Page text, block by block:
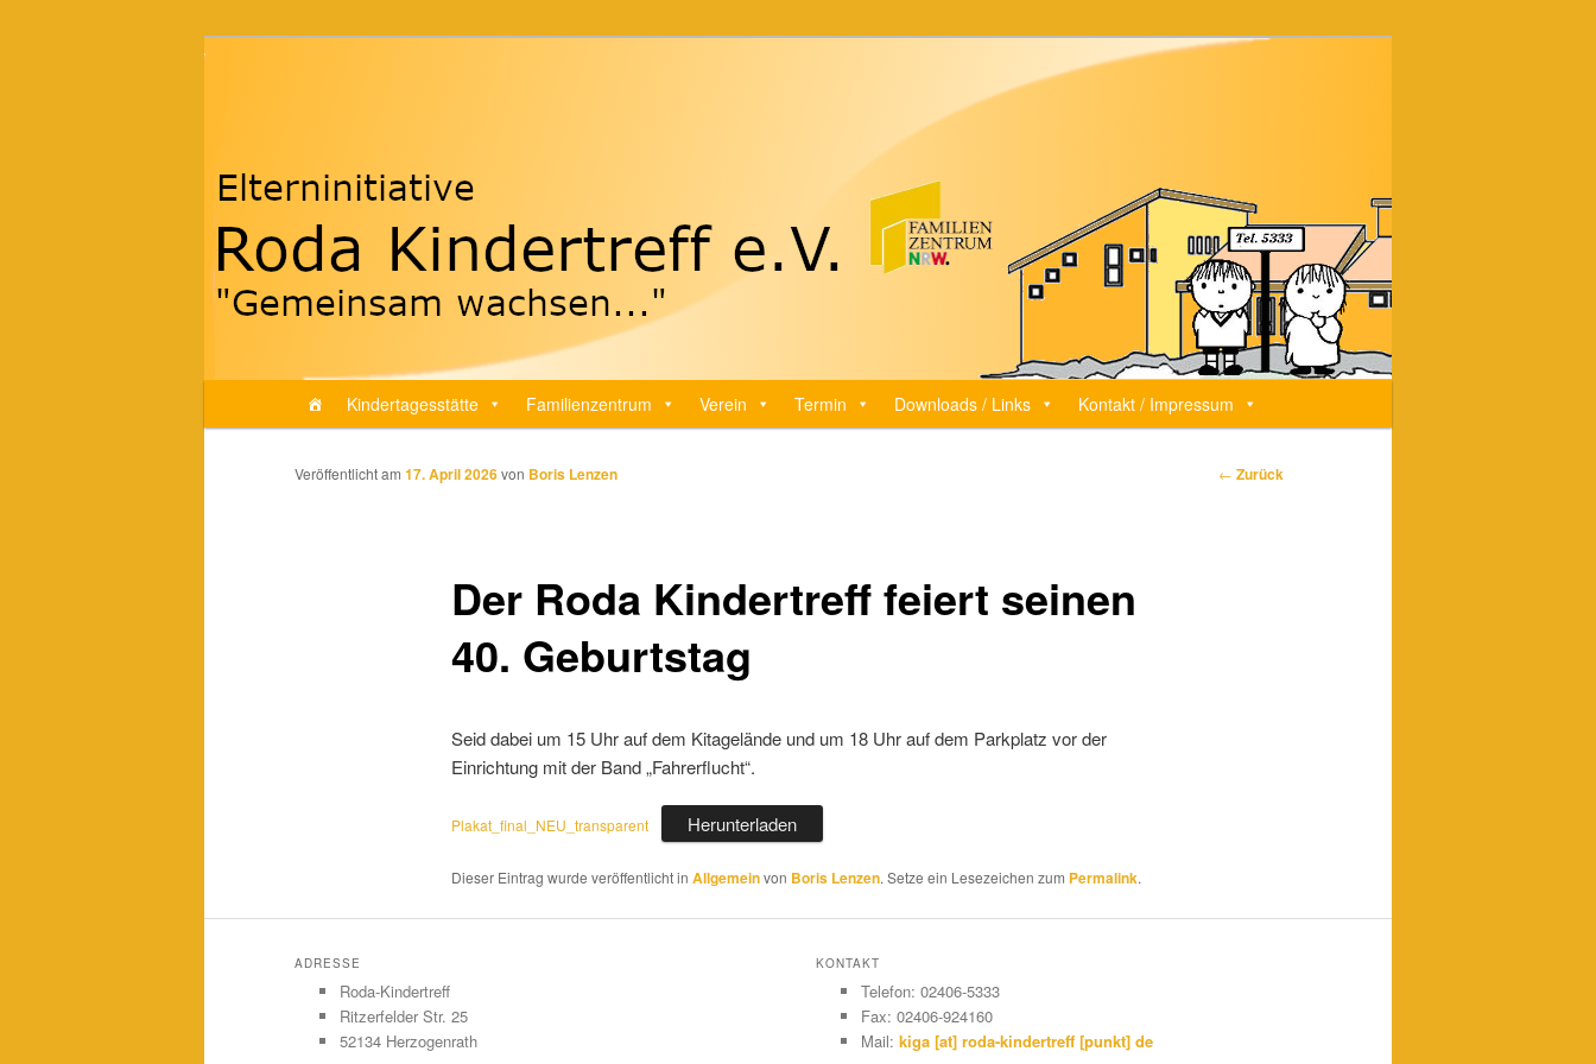
Kindertagesstätte Familienzentrum Verein Termin Downloads / Links Kontakt / Impressum
Beitrags-
← Zurück
Der Roda Kindertreff feiert seinen
40. Geburtstag
Veröffentlicht am 17. April 2026von Boris Lenzen
Seid dabei um 15 Uhr auf dem Kitagelände und um 18 Uhr auf dem Parkplatz vor der
Einrichtung mit der Band „Fahrerflucht“.
Plakat_final_NEU_transparent Herunterladen
Dieser Eintrag wurde veröffentlicht in Allgemeinvon Boris Lenzen. Setze ein Lesezeichen zum Permalink.
ADRESSE
Roda-Kindertreff
Ritzerfelder Str. 25
52134 Herzogenrath
KONTAKT
Telefon: 02406-5333
Fax: 02406-924160
Mail: kiga [at] roda-kindertreff [punkt] de